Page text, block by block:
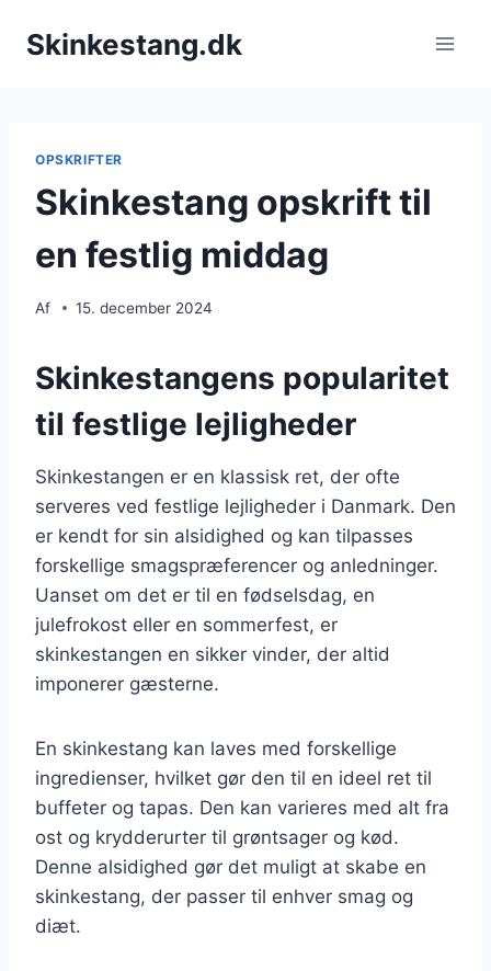
Skinkestang.dk
OPSKRIFTER
Skinkestang opskrift til
en festlig middag
Af 15. december 2024
Skinkestangens popularitet
til festlige lejligheder
Skinkestangen er en klassisk ret, der ofte
serveres ved festlige lejligheder i Danmark. Den
er kendt for sin alsidighed og kan tilpasses
forskellige smagspræferencer og anledninger.
Uanset om det er til en fødselsdag, en
julefrokost eller en sommerfest, er
skinkestangen en sikker vinder, der altid
imponerer gæsterne.
En skinkestang kan laves med forskellige
ingredienser, hvilket gør den til en ideel ret til
buffeter og tapas. Den kan varieres med alt fra
ost og krydderurter til grøntsager og kød.
Denne alsidighed gør det muligt at skabe en
skinkestang, der passer til enhver smag og
diæt.